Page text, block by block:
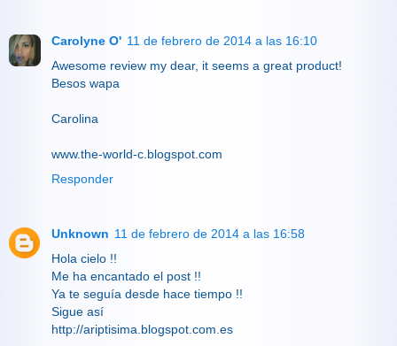
Carolyne O' 11 de febrero de 2014 a las 16:10
Awesome review my dear, it seems a great product!
Besos wapa
Carolina
www.the-world-c.blogspot.com
Responder
Unknown 11 de febrero de 2014 a las 16:58
Hola cielo !!
Me ha encantado el post !!
Ya te seguía desde hace tiempo !!
Sigue así
http://ariptisima.blogspot.com.es